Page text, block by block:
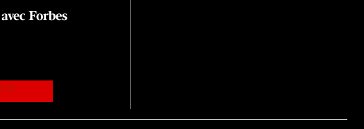
Forbes